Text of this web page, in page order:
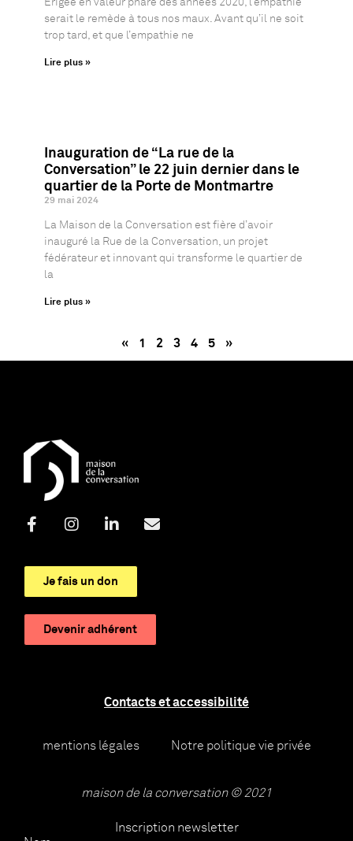
Érigée en valeur phare des années 2020, l’empathie
serait le remède à tous nos maux. Avant qu’il ne soit
trop tard, et que l’empathie ne
Lire plus »
Inauguration de “La rue de la
Conversation” le 22 juin dernier dans le
quartier de la Porte de Montmartre
29 mai 2024
La Maison de la Conversation est fière d’avoir
inauguré la Rue de la Conversation, un projet
fédérateur et innovant qui transforme le quartier de
la
Lire plus »
« 1 2 3 4 5 »
Je fais un don
Devenir adhérent
Contacts et accessibilité
mentions légales Notre politique vie privée
maison de la conversation © 2021
Inscription newsletter